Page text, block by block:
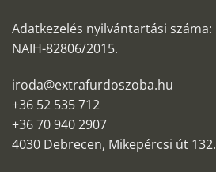
Adatkezelés nyilvántartási száma:
NAIH-82806/2015.
iroda@extrafurdoszoba.hu
+36 52 535 712
+36 70 940 2907
4030 Debrecen, Mikepércsi út 132.